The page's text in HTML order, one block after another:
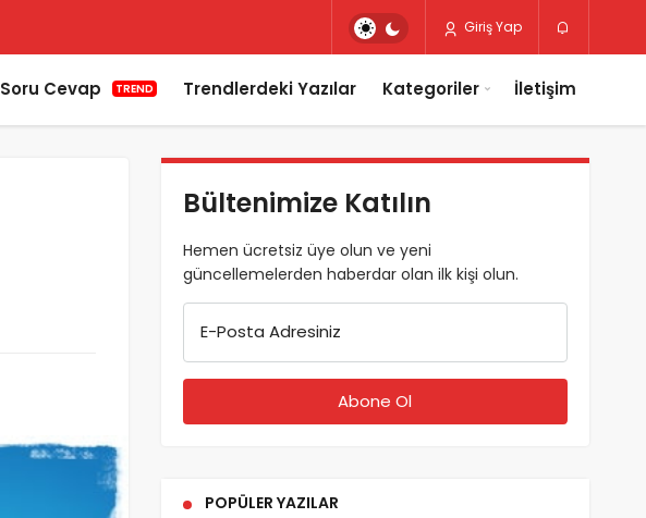
Giriş Yap
Soru Cevap TREND Trendlerdeki Yazılar Kategoriler İletişim
Bültenimize Katılın
Hemen ücretsiz üye olun ve yeni
güncellemelerden haberdar olan ilk kişi olun.
E-Posta Adresiniz
POPÜLER YAZILAR